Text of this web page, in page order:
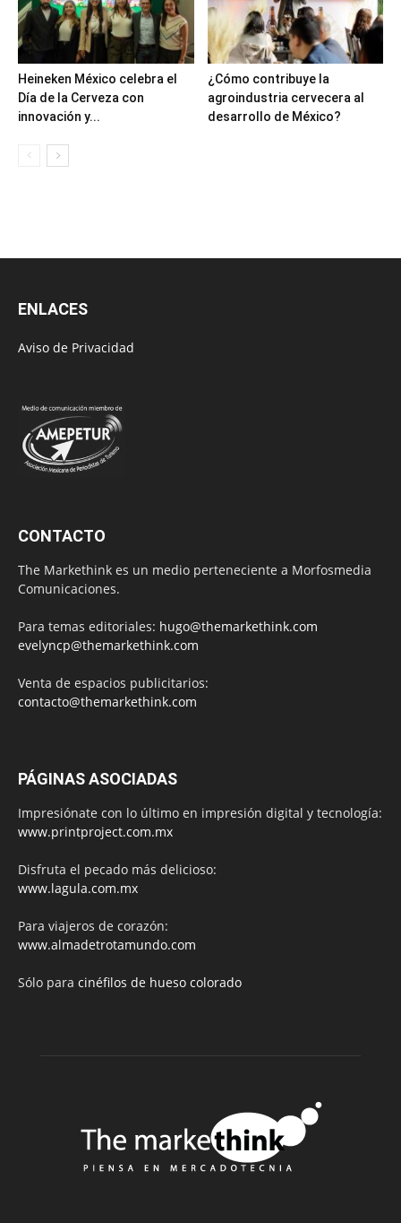
Heineken México celebra el
Día de la Cerveza con
innovación y...
¿Cómo contribuye la
agroindustria cervecera al
desarrollo de México?
ENLACES
Aviso de Privacidad
CONTACTO
The Markethink es un medio perteneciente a Morfosmedia
Comunicaciones.
Para temas editoriales: hugo@themarkethink.com
evelyncp@themarkethink.com
Venta de espacios publicitarios:
contacto@themarkethink.com
PÁGINAS ASOCIADAS
Impresiónate con lo último en impresión digital y tecnología:
www.printproject.com.mx
Disfruta el pecado más delicioso:
www.lagula.com.mx
Para viajeros de corazón:
www.almadetrotamundo.com
Sólo para cinéfilos de hueso colorado